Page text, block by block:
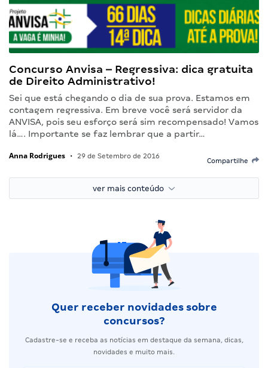
Concurso Anvisa – Regressiva: dica gratuita
de Direito Administrativo!
Sei que está chegando o dia de sua prova. Estamos em
contagem regressiva. Em breve você será servidor da
ANVISA, pois seu esforço será sim recompensado! Vamos
lá…. Importante se faz lembrar que a partir…
Anna Rodrigues • 29 de Setembro de 2016
Compartilhe
ver mais conteúdo
Quer receber novidades sobre
concursos?
Cadastre-se e receba as notícias em destaque da semana, dicas,
novidades e muito mais.